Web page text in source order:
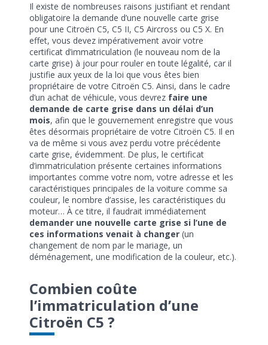
Il existe de nombreuses raisons justifiant et rendant
obligatoire la demande d’une nouvelle carte grise
pour une Citroën C5, C5 II, C5 Aircross ou C5 X. En
effet, vous devez impérativement avoir votre
certificat d’immatriculation (le nouveau nom de la
carte grise) à jour pour rouler en toute légalité, car il
justifie aux yeux de la loi que vous êtes bien
propriétaire de votre Citroën C5. Ainsi, dans le cadre
d’un achat de véhicule, vous devrez faire une
demande de carte grise dans un délai d’un
mois, afin que le gouvernement enregistre que vous
êtes désormais propriétaire de votre Citroën C5. Il en
va de même si vous avez perdu votre précédente
carte grise, évidemment. De plus, le certificat
d’immatriculation présente certaines informations
importantes comme votre nom, votre adresse et les
caractéristiques principales de la voiture comme sa
couleur, le nombre d’assise, les caractéristiques du
moteur… À ce titre, il faudrait immédiatement
demander une nouvelle carte grise si l’une de
ces informations venait à changer(un
changement de nom par le mariage, un
déménagement, une modification de la couleur, etc.).
Combien coûte
l’immatriculation d’une
Citroën C5 ?